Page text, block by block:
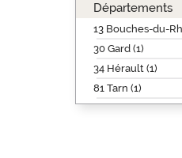
Départements
13 Bouches-du-
30 Gard (1)
34 Hérault (1)
81 Tarn (1)